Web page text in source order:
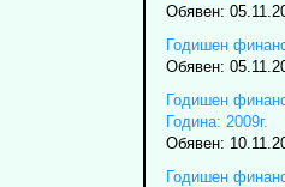
Обявен:
Годишен
Обявен:
Годишен
Година: 2009г.
Обявен:
Годишен